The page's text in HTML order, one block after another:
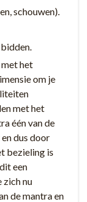
schouwen).
het
om je
met het
één van de
dus door
bezieling is
een
zich nu
de mantra en